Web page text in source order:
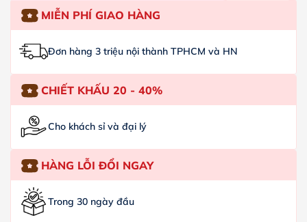
MIỄN PHÍ GIAO HÀNG
Đơn hàng 3 triệu nội thành TPHCM và HN
CHIẾT KHẤU 20 - 40%
Cho khách sỉ và đại lý
HÀNG LỖI ĐỔI NGAY
Trong 30 ngày đầu